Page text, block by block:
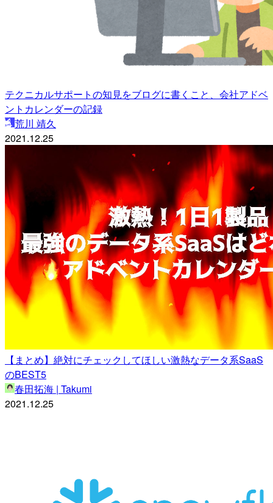
テクニカルサポートの知見をブログに書くこと、会社アドベ
ントカレンダーの記録
荒川 靖久
2021.12.25
【まとめ】絶対にチェックしてほしい激熱なデータ系SaaS
のBEST5
春田拓海 | Takumi
2021.12.25